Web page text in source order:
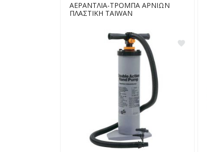
ΑΕΡΑΝΤΛΙΑ-ΤΡΟΜΠΑ ΑΡΝΙΩΝ
ΠΛΑΣΤΙΚΗ TAIWAN